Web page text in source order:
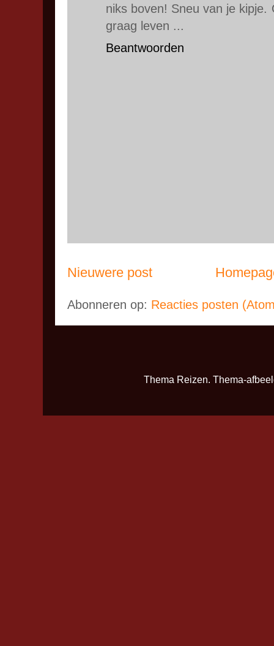
niks boven! Sneu van je kipje.
graag leven ...
Beantwoorden
Nieuwere post
Abonneren op: Reacties posten
Thema Reizen. Thema-